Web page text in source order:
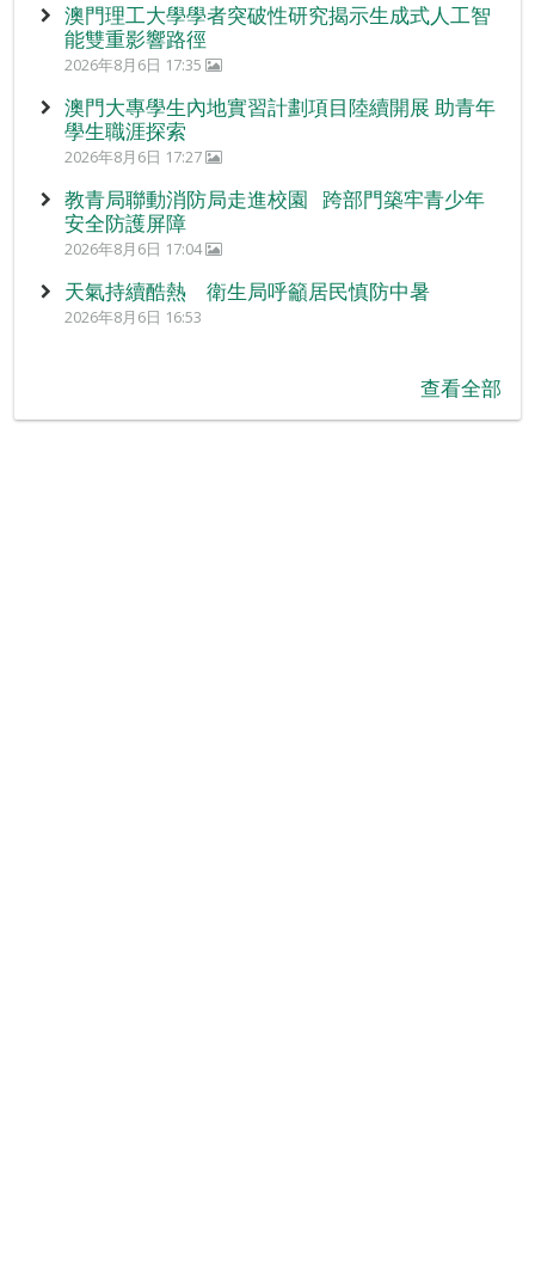
澳門理工大學學者突破性研究揭示生成式人工智
能雙重影響路徑
2026年8月6日 17:35
澳門大專學生內地實習計劃項目陸續開展 助青年
學生職涯探索
2026年8月6日 17:27
教青局聯動消防局走進校園 跨部門築牢青少年
安全防護屏障
2026年8月6日 17:04
天氣持續酷熱 衛生局呼籲居民慎防中暑
2026年8月6日 16:53
查看全部